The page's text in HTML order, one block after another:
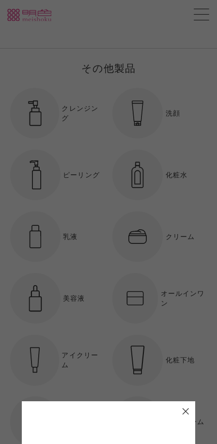
その他製品
クレンジン
グ
洗顔
ピーリング 化粧水
乳液 クリーム
美容液
オールインワ
ン
アイクリー
ム
化粧下地
BBクリーム